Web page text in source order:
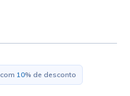
10% de desconto